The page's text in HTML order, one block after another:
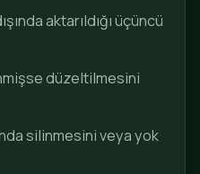
aktarıldığı üçüncü
düzeltilmesini
silinmesini veya yok